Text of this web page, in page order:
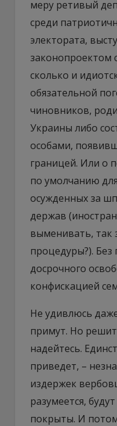
меру ретивый
среди
электората,
законопроектом
сколько и
обязательной
чиновников,
Украины либо
особами,
границей. Или о
по умолчанию
осужденных за
держав
выменивать, так
процедуры?). Без
досрочного
конфискацией
Не удивлюсь
примут. Но
надейтесь.
приведет, –
издержек
разумеется,
покрыты. И